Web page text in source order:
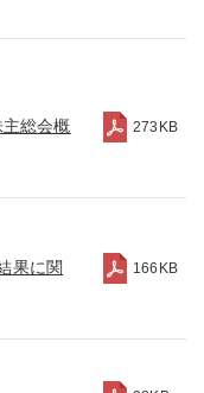
総会概
273KB
果に関
166KB